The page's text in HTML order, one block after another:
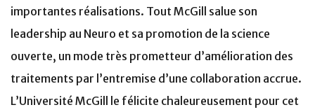
importantes réalisations. Tout McGill salue son
leadership au Neuro et sa promotion de la science
ouverte, un mode très prometteur d’amélioration des
traitements par l’entremise d’une collaboration accrue.
L’Université McGill le félicite chaleureusement pour cet